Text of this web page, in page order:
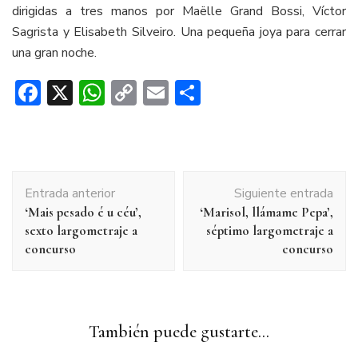
dirigidas a tres manos por Maëlle Grand Bossi, Víctor
Sagrista y Elisabeth Silveiro. Una pequeña joya para cerrar
una gran noche.
Facebook
X WhatsApp
CopyEmail
de
entradas
Entrada anterior
‘Mais pesado é u céu’,
sexto largometraje a
concurso
Siguiente entrada
‘Marisol, llámame Pepa’,
séptimo largometraje a
concurso
También puede gustarte...